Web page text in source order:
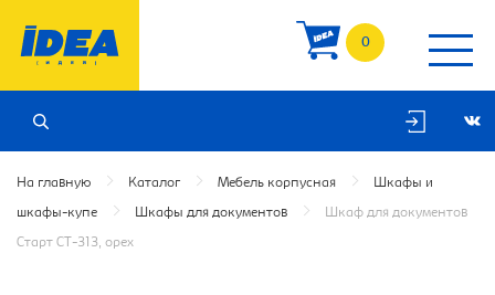
0
На главную Каталог Мебель корпусная Шкафы и
шкафы-купе Шкафы для документов Шкаф для документов
Старт СТ-313, орех